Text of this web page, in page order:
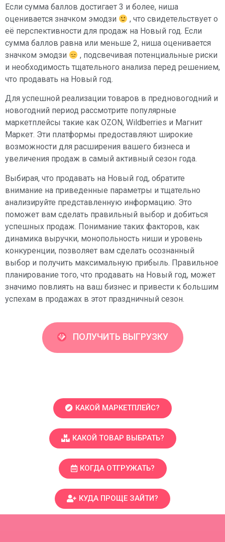
Если сумма баллов достигает 3 и более, ниша
оценивается значком эмодзи
, что свидетельствует о
её перспективности для продаж на Новый год. Если
сумма баллов равна или меньше 2, ниша оценивается
значком эмодзи
, подсвечивая потенциальные риски
и необходимость тщательного анализа перед решением,
что продавать на Новый год.
Для успешной реализации товаров в предновогодний и
новогодний период рассмотрите популярные
маркетплейсы такие как OZON, Wildberries и Магнит
Маркет. Эти платформы предоставляют широкие
возможности для расширения вашего бизнеса и
увеличения продаж в самый активный сезон года.
Выбирая, что продавать на Новый год, обратите
внимание на приведенные параметры и тщательно
анализируйте представленную информацию. Это
поможет вам сделать правильный выбор и добиться
успешных продаж. Понимание таких факторов, как
динамика выручки, монопольность ниши и уровень
конкуренции, позволяет вам сделать осознанный
выбор и получить максимальную прибыль. Правильное
планирование того, что продавать на Новый год, может
значимо повлиять на ваш бизнес и привести к большим
успехам в продажах в этот праздничный сезон.
ПОЛУЧИТЬ ВЫГРУЗКУ
КАКОЙ МАРКЕТПЛЕЙС?
КАКОЙ ТОВАР ВЫБРАТЬ?
КОГДА ОТГРУЖАТЬ?
КУДА ПРОЩЕ ЗАЙТИ?